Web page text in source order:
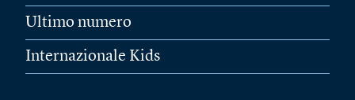
Ultimo numero
Internazionale Kids